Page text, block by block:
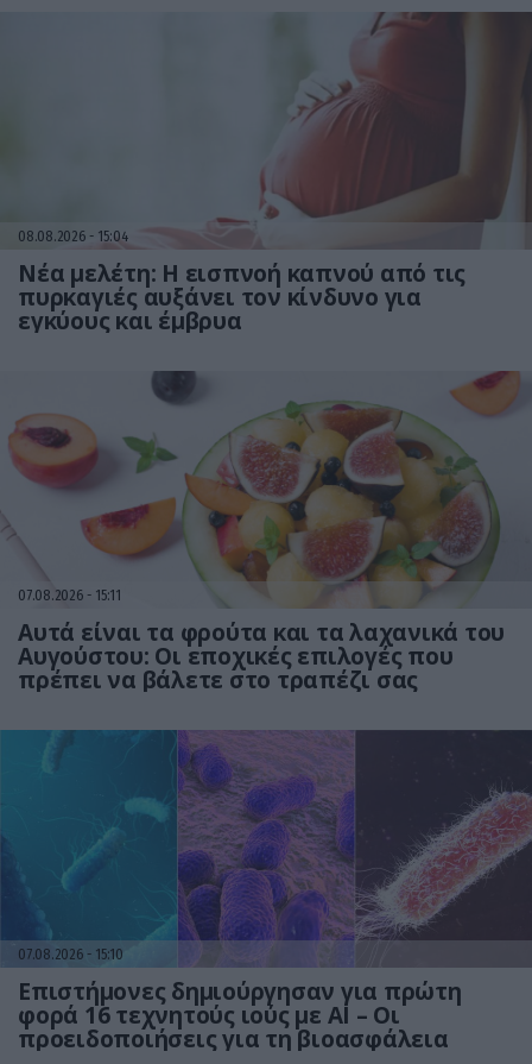
08.08.2026 15:04
Νέα μελέτη: Η εισπνοή καπνού από τις
πυρκαγιές αυξάνει τον κίνδυνο για
εγκύους και έμβρυα
07.08.2026 15:11
Αυτά είναι τα φρούτα και τα λαχανικά του
Αυγούστου: Οι εποχικές επιλογές που
πρέπει να βάλετε στο τραπέζι σας
07.08.2026 15:10
Επιστήμονες δημιούργησαν για πρώτη
φορά 16 τεχνητούς ιούς με AI – Οι
προειδοποιήσεις για τη βιοασφάλεια